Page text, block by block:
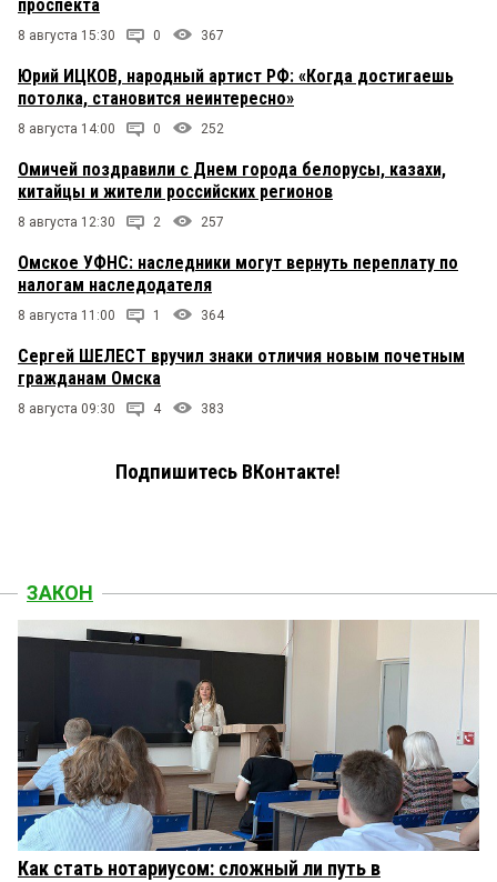
проспекта
8 августа 15:30 0 367
Юрий ИЦКОВ, народный артист РФ: «Когда достигаешь
потолка, становится неинтересно»
8 августа 14:00 0 252
Омичей поздравили с Днем города белорусы, казахи,
китайцы и жители российских регионов
8 августа 12:30 2 257
Омское УФНС: наследники могут вернуть переплату по
налогам наследодателя
8 августа 11:00 1 364
Сергей ШЕЛЕСТ вручил знаки отличия новым почетным
гражданам Омска
8 августа 09:30 4 383
Подпишитесь ВКонтакте!
ЗАКОН
Как стать нотариусом: сложный ли путь в